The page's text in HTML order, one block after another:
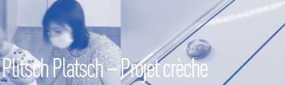
Plitsch Platsch – Projet crèche